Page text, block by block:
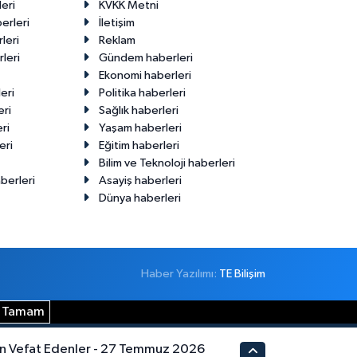
KVKK Metni
İletişim
Reklam
Gündem haberleri
Ekonomi haberleri
Politika haberleri
Sağlık haberleri
Yaşam haberleri
Eğitim haberleri
Bilim ve Teknoloji haberleri
Asayiş haberleri
Dünya haberleri
Haber Yazılımı: TE Bilişim
Tamam
Vefat Edenler - 27 Temmuz 2026